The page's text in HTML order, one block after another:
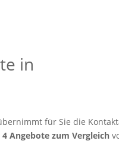
in
für Sie die
4 Angebote zum Vergleich